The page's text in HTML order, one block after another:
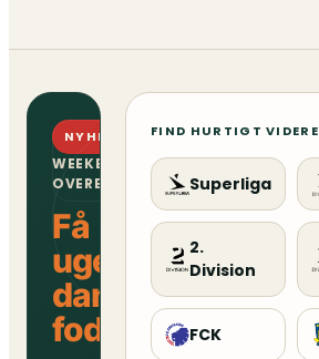
NYHEDSBREV
WEEKENDENS
OVERBLIK
Få
ugens
danske
fodboldoverblik
FIND HURTIGT VIDERE
Superliga
2.
Division
FCK